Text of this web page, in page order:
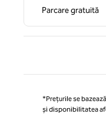
Parcare gratuită
*Prețurile se
și disponibilitatea